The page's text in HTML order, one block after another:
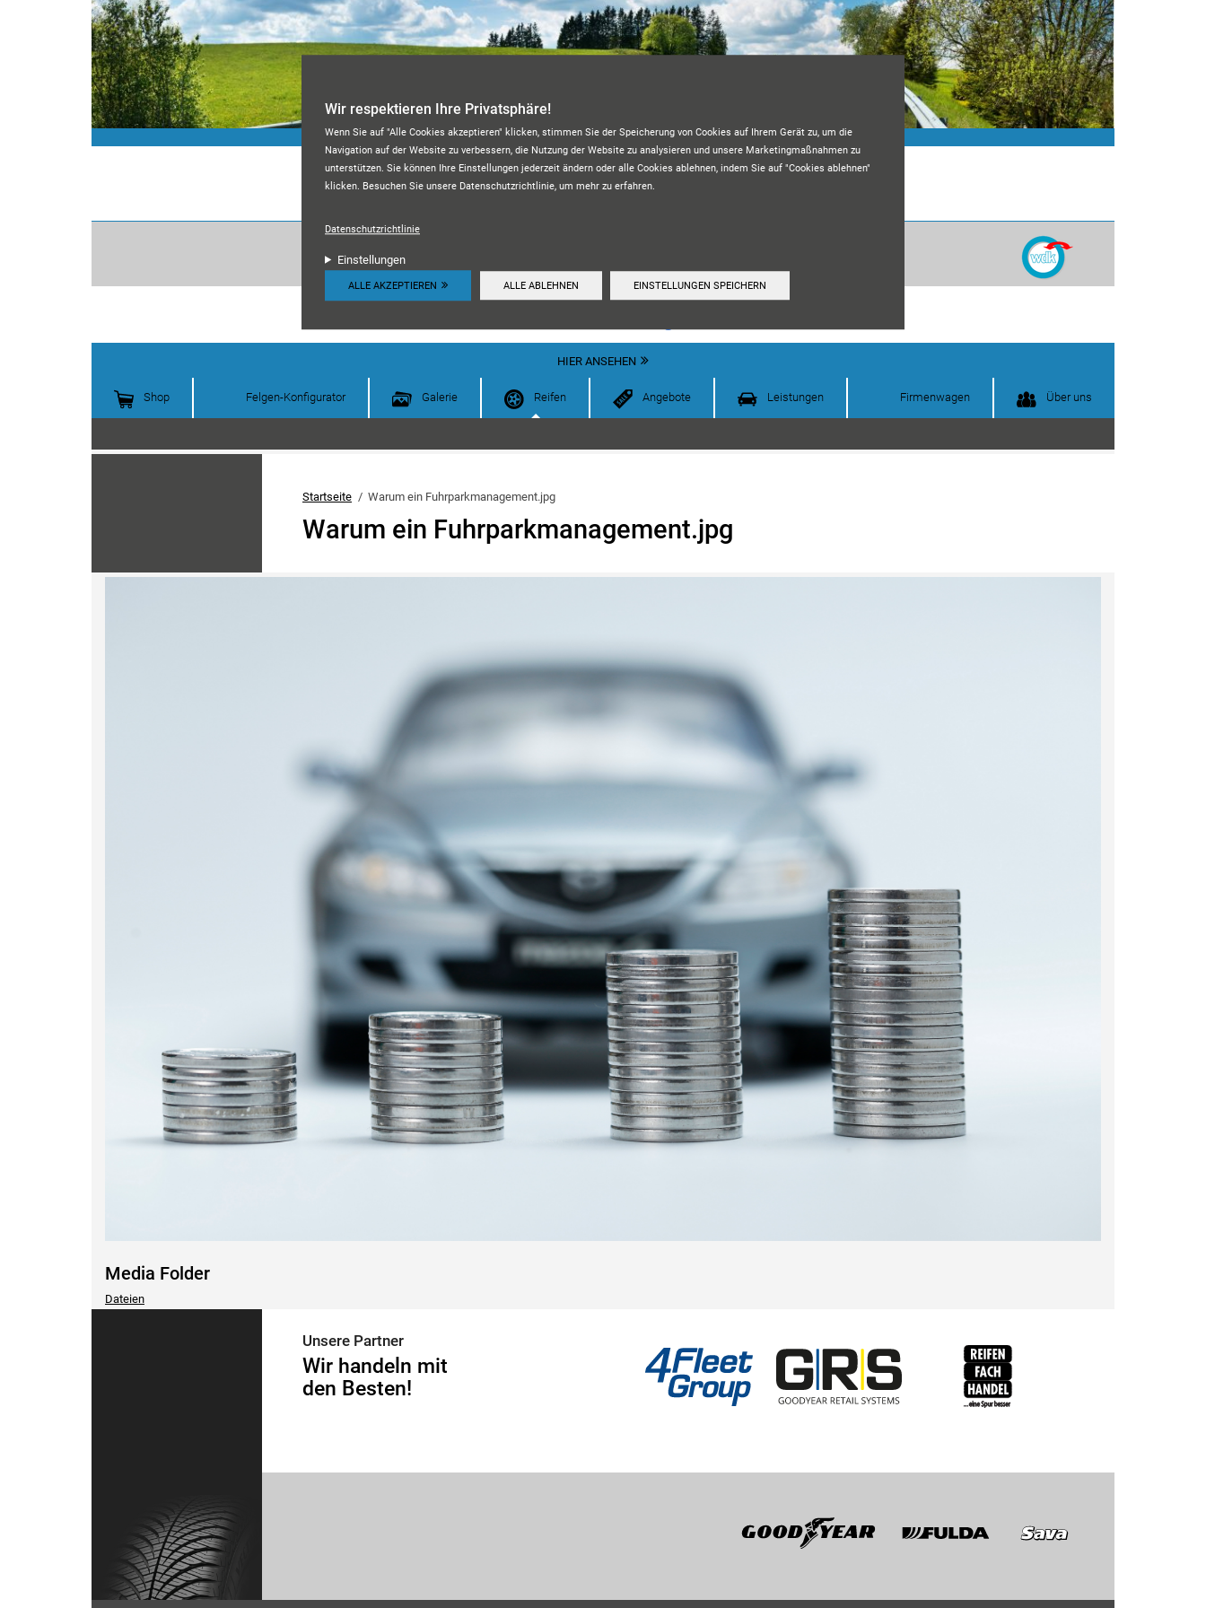
Wir respektieren Ihre Privatsphäre!
Wenn Sie auf "Alle Cookies akzeptieren" klicken, stimmen Sie der Speicherung von Cookies auf Ihrem Gerät zu, um die
Navigation auf der Website zu verbessern, die Nutzung der Website zu analysieren und unsere Marketingmaßnahmen zu
unterstützen. Sie können Ihre Einstellungen jederzeit ändern oder alle Cookies ablehnen, indem Sie auf "Cookies ablehnen"
klicken. Besuchen Sie unsere Datenschutzrichtlinie, um mehr zu erfahren.
Datenschutzrichtlinie
Einstellungen
ALLE AKZEPTIEREN ALLE ABLEHNEN EINSTELLUNGEN SPEICHERN
Unsere Kundenbewertungen:
HIER ANSEHEN
Shop Felgen-Konfigurator Galerie Reifen Angebote Leistungen Firmenwagen Über uns
Startseite Warum ein Fuhrparkmanagement.jpg
Warum ein Fuhrparkmanagement.jpg
Media Folder
Dateien
Unsere Partner
Wir handeln mit
den Besten!